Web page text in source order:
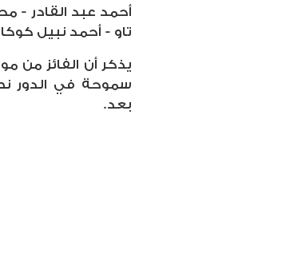
أحمد عبد القادر -
تاو - أحمد نبيل
يذكر أن الفائز من
سموحة في الدور
بعد.